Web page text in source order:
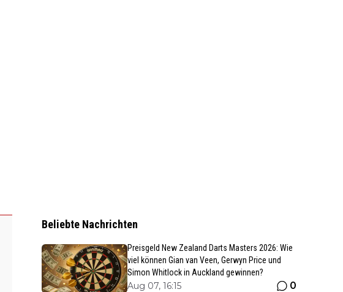
Beliebte Nachrichten
Preisgeld New Zealand Darts Masters 2026: Wie
viel können Gian van Veen, Gerwyn Price und
Simon Whitlock in Auckland gewinnen?
Aug 07, 16:15 0